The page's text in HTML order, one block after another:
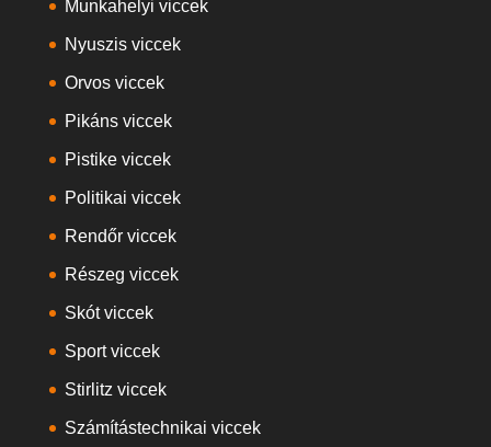
Munkahelyi viccek
Nyuszis viccek
Orvos viccek
Pikáns viccek
Pistike viccek
Politikai viccek
Rendőr viccek
Részeg viccek
Skót viccek
Sport viccek
Stirlitz viccek
Számítástechnikai viccek